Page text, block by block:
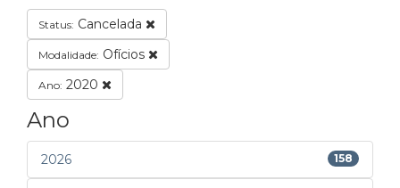
Status: Cancelada
Modalidade: Ofícios
Ano: 2020
Ano
2026 158